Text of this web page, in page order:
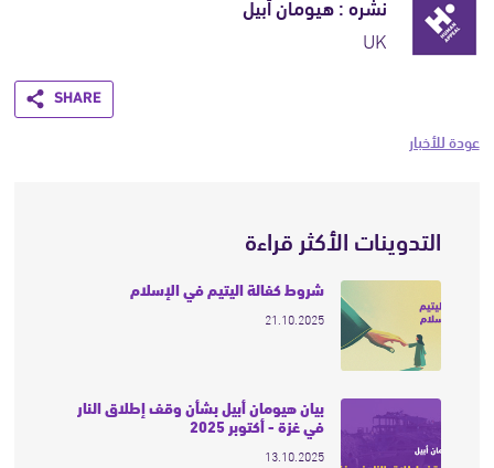
UK
Share
عودة للأخبار
التدوينات الأكثر قراءة
شروط كفالة اليتيم في الإسلام
21.10.2025
بيان هيومان أبيل بشأن وقف إطلاق النار
في غزة - أكتوبر 2025
13.10.2025